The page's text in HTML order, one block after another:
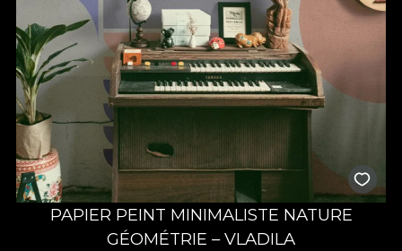
PAPIER PEINT MINIMALISTE NATURE
GÉOMÉTRIE – VLADILA